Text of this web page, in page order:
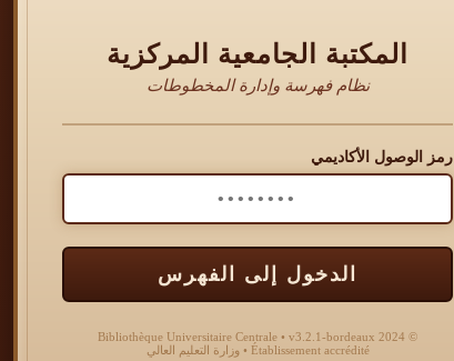
المكتبة الجامعية المركزية
نظام فهرسة وإدارة المخطوطات
رمز الوصول الأكاديمي
الدخول إلى الفهرس
© 2024 Bibliothèque Universitaire Centrale • v3.2.1-bordeaux
Établissement accrédité • وزارة التعليم العالي